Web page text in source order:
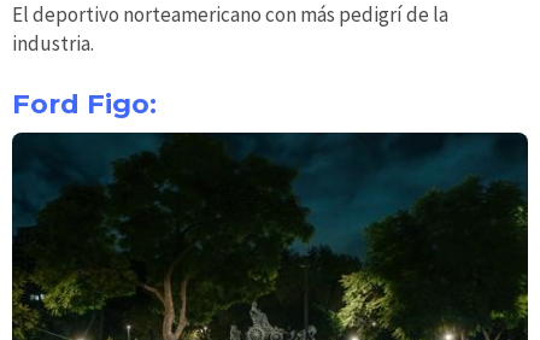
El deportivo norteamericano con más pedigrí de la
industria.
Ford Figo: